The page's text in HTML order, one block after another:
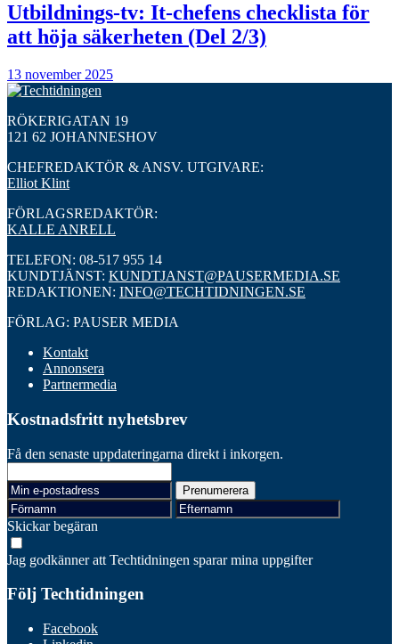
Utbildnings-tv: It-chefens checklista för
att höja säkerheten (Del 2/3)
13 november 2025
RÖKERIGATAN 19
121 62 JOHANNESHOV
CHEFREDAKTÖR & ANSV. UTGIVARE:
Elliot Klint
FÖRLAGSREDAKTÖR:
KALLE ANRELL
TELEFON: 08-517 955 14
KUNDTJÄNST: KUNDTJANST@PAUSERMEDIA.SE
REDAKTIONEN: INFO@TECHTIDNINGEN.SE
FÖRLAG: PAUSER MEDIA
Kontakt
Annonsera
Partnermedia
Kostnadsfritt nyhetsbrev
Få den senaste uppdateringarna direkt i inkorgen.
Skickar begäran
Jag godkänner att Techtidningen sparar mina uppgifter
Följ Techtidningen
Facebook